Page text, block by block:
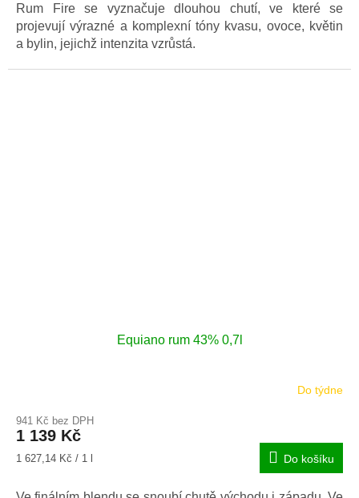
Rum Fire se vyznačuje dlouhou chutí, ve které se
projevují výrazné a komplexní tóny kvasu, ovoce, květin
a bylin, jejichž intenzita vzrůstá.
Equiano rum 43% 0,7l
Do týdne
941 Kč bez DPH
1 139 Kč
Měrná
1 627,14 Kč / 1 l Do košíku